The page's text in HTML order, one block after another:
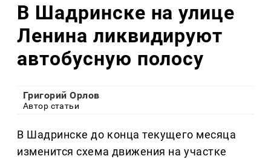
В Шадринске на улице
Ленина ликвидируют
автобусную полосу
Григорий Орлов
Автор статьи
В Шадринске до конца текущего месяца
изменится схема движения на участке